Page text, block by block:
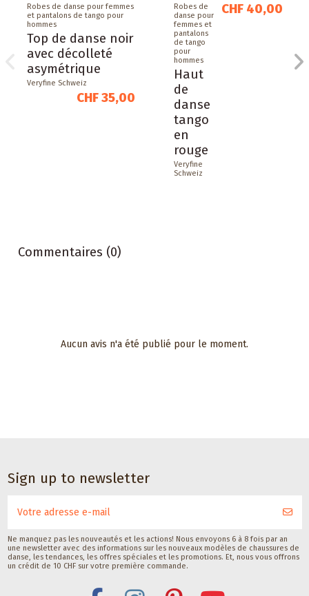
Robes de danse pour femmes
et pantalons de tango pour
hommes
Top de danse noir
avec décolleté
asymétrique
Veryfine Schweiz
CHF 35,00
Robes de
danse pour
femmes et
pantalons
de tango
pour
hommes
Haut
de
danse
tango
en
rouge
Veryfine
Schweiz
CHF 40,00
Commentaires (0)
Aucun avis n'a été publié pour le moment.
Sign up to newsletter
Ne manquez pas les nouveautés et les actions! Nous envoyons 6 à 8 fois par an
une newsletter avec des informations sur les nouveaux modèles de chaussures de
danse, les tendances, les offres spéciales et les promotions. Et, nous vous offrons
un crédit de 10 CHF sur votre première commande.